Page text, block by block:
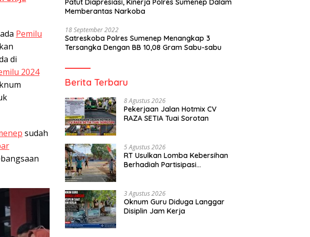
Pemilu
di
2024
sudah
Patut Diapresiasi, Kinerja Polres Sumenep Dalam
Memberantas Narkoba
18 September 2022
Satreskoba Polres Sumenep Menangkap 3
Tersangka Dengan BB 10,08 Gram Sabu-sabu
Berita Terbaru
8 Agustus 2026
Pekerjaan Jalan Hotmix CV
RAZA SETIA Tuai Sorotan
5 Agustus 2026
RT Usulkan Lomba Kebersihan
Berhadiah Partisipasi
3 Agustus 2026
Oknum Guru Diduga Langgar
Disiplin Jam Kerja